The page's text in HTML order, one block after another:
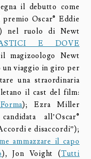
il debutto come
Oscar® Eddie
nel ruolo di Newt
E DOVE
magizoologo Newt
un viaggio in giro per
una straordinaria
il cast del film:
); Ezra Miller
all’Oscar®
e disaccordi”);
ammazzare il capo
), Jon Voight (Tutti